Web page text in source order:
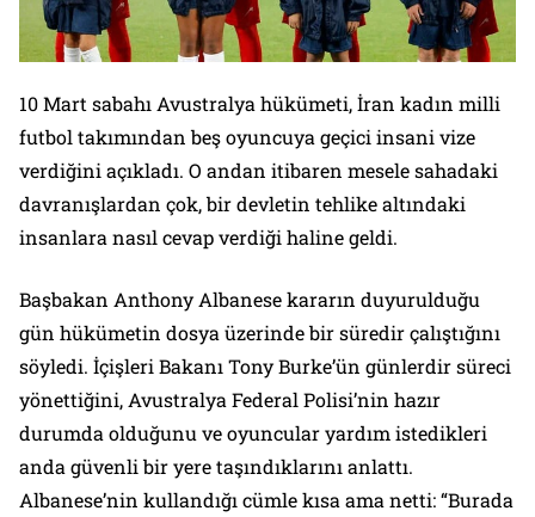
10 Mart sabahı Avustralya hükümeti, İran kadın milli
futbol takımından beş oyuncuya geçici insani vize
verdiğini açıkladı. O andan itibaren mesele sahadaki
davranışlardan çok, bir devletin tehlike altındaki
insanlara nasıl cevap verdiği haline geldi.
Başbakan Anthony Albanese kararın duyurulduğu
gün hükümetin dosya üzerinde bir süredir çalıştığını
söyledi. İçişleri Bakanı Tony Burke’ün günlerdir süreci
yönettiğini, Avustralya Federal Polisi’nin hazır
durumda olduğunu ve oyuncular yardım istedikleri
anda güvenli bir yere taşındıklarını anlattı.
Albanese’nin kullandığı cümle kısa ama netti: “Burada